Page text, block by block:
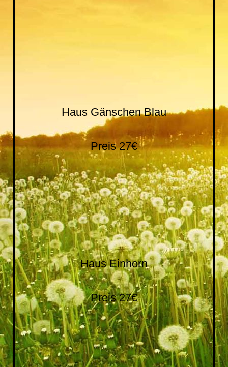
Haus Gänschen Blau
Preis 27€
20190202_115552
20190202_115533
Haus Einhorn
Preis 27€
20190202_115648